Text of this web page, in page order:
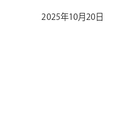
2025年10月20日